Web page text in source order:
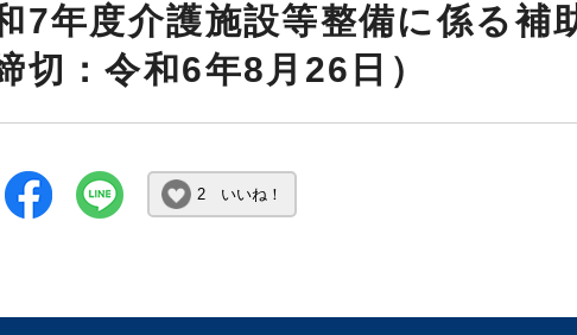
7年度介護施設等整備に係る補
切：令和6年8月26日）
2 いいね！